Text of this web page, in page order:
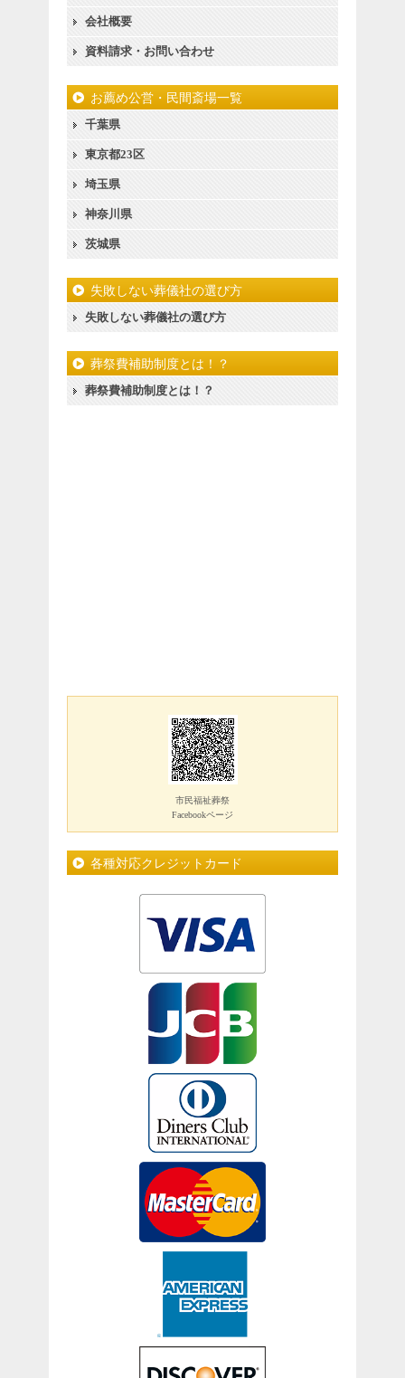
会社概要
資料請求・お問い合わせ
お薦め公営・民間斎場一覧
千葉県
東京都23区
埼玉県
神奈川県
茨城県
失敗しない葬儀社の選び方
失敗しない葬儀社の選び方
葬祭費補助制度とは！？
葬祭費補助制度とは！？
市民福祉葬祭
Facebookページ
各種対応クレジットカード